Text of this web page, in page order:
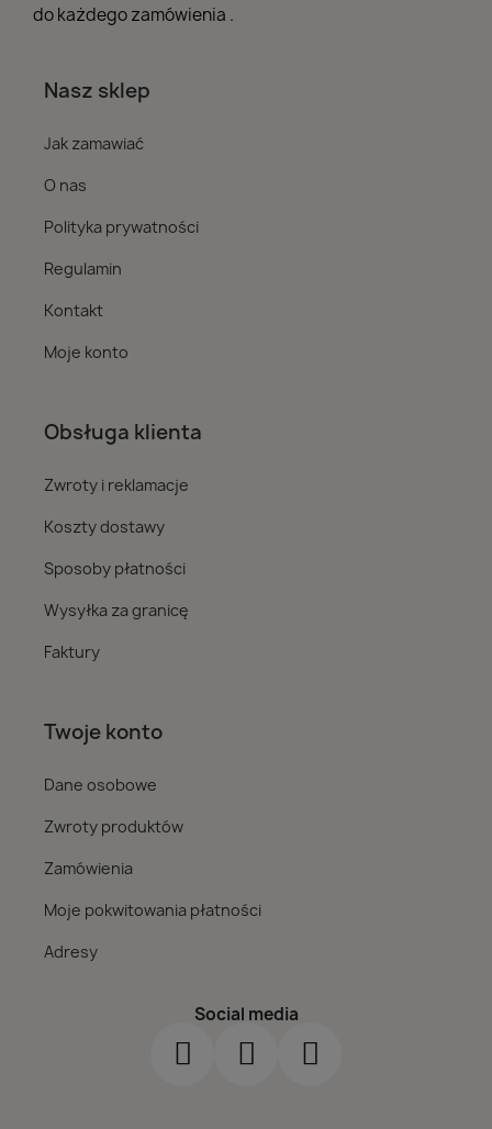
do każdego zamówienia .
Nasz sklep
Jak zamawiać
O nas
Polityka prywatności
Regulamin
Kontakt
Moje konto
Obsługa klienta
Zwroty i reklamacje
Koszty dostawy
Sposoby płatności
Wysyłka za granicę
Faktury
Twoje konto
Dane osobowe
Zwroty produktów
Zamówienia
Moje pokwitowania płatności
Adresy
Social media